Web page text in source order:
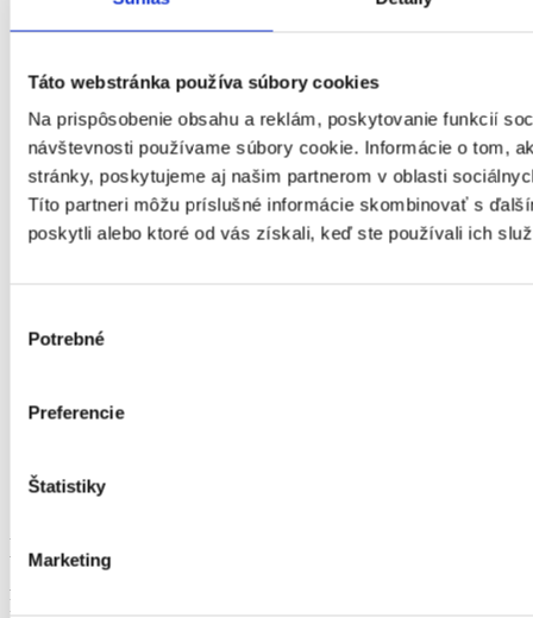
Táto webstránka používa súbory cookies
Na prispôsobenie obsahu a reklám, poskytovanie funkcií
návštevnosti používame súbory cookie. Informácie o tom,
stránky, poskytujeme aj našim partnerom v oblasti
Títo partneri môžu príslušné informácie skombinovať s
poskytli alebo ktoré od vás získali, keď ste používali ich
súhlasu
Potrebné
Preferencie
Štatistiky
Marketing
Technika, elektrotechnika, energetika
Informačné technológie
Tvorivá práca a kultúra
Management
Marketing, reklama a médiá
Obchod a predaj
Bezpečnosť
Personalistika
Remeselné a pomocné práce
Veda a výskum
Zdravotníctvo a farmácia
Ostatné
Kvalita a kontrola kvality
úväzok
Vhodné pre
Mzda